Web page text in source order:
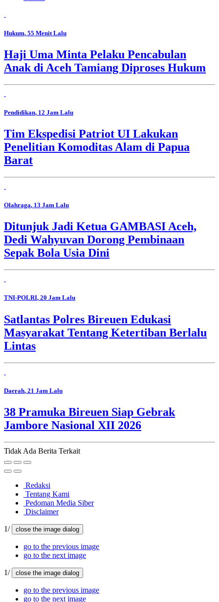
Hukum, 55 Menit Lalu
Haji Uma Minta Pelaku Pencabulan
Anak di Aceh Tamiang Diproses Hukum
Pendidikan, 12 Jam Lalu
Tim Ekspedisi Patriot UI Lakukan
Penelitian Komoditas Alam di Papua
Barat
Olahraga, 13 Jam Lalu
Ditunjuk Jadi Ketua GAMBASI Aceh,
Dedi Wahyuvan Dorong Pembinaan
Sepak Bola Usia Dini
TNI-POLRI, 20 Jam Lalu
Satlantas Polres Bireuen Edukasi
Masyarakat Tentang Ketertiban Berlalu
Lintas
Daerah, 21 Jam Lalu
38 Pramuka Bireuen Siap Gebrak
Jambore Nasional XII 2026
Tidak Ada Berita Terkait
Redaksi
Tentang Kami
Pedoman Media Siber
Disclaimer
1/ close the image dialog
go to the previous image
go to the next image
1/ close the image dialog
go to the previous image
go to the next image